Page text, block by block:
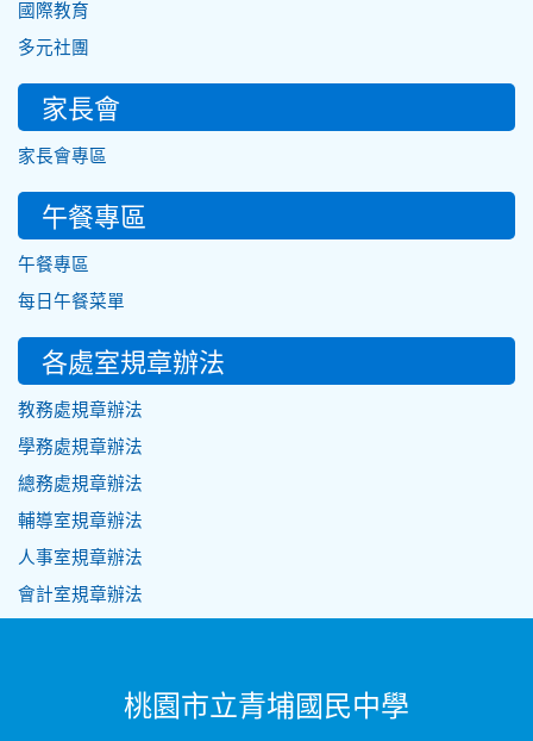
國際教育
多元社團
家長會
家長會專區
午餐專區
午餐專區
每日午餐菜單
各處室規章辦法
教務處規章辦法
學務處規章辦法
總務處規章辦法
輔導室規章辦法
人事室規章辦法
會計室規章辦法
桃園市立青埔國民中學